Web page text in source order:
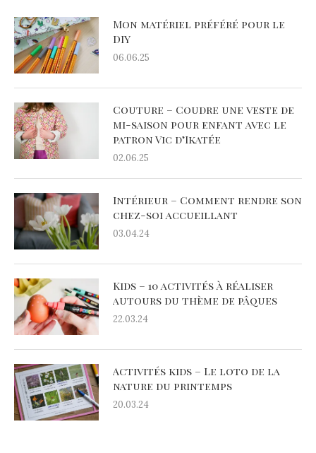
Mon matériel préféré pour le
DIY
06.06.25
Couture – Coudre une veste de
mi-saison pour enfant avec le
patron Vic d’Ikatée
02.06.25
Intérieur – Comment rendre son
chez-soi accueillant
03.04.24
Kids – 10 activités à réaliser
autours du thème de pâques
22.03.24
Activités kids – Le loto de la
nature du printemps
20.03.24